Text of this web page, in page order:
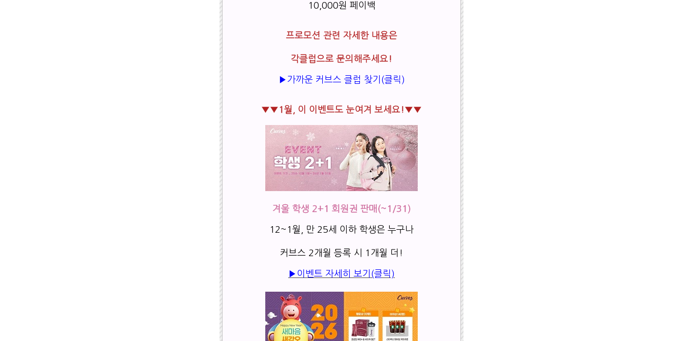
10,000원 페이백
프로모션 관련 자세한 내용은
각클럽으로 문의해주세요!
▶가까운 커브스 클럽 찾기(클릭)
▼▼1월, 이 이벤트도 눈여겨 보세요!▼▼
겨울 학생 2+1 회원권 판매(~1/31)
12~1월, 만 25세 이하 학생은 누구나
커브스 2개월 등록 시 1개월 더!
▶이벤트 자세히 보기(클릭)